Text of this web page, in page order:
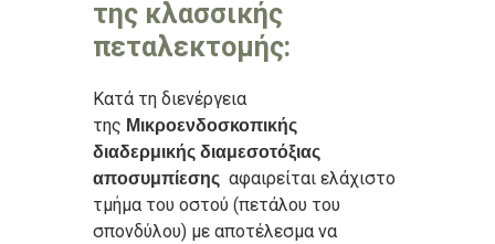
της κλασσικής
πεταλεκτομής:
Κατά τη διενέργεια
της Μικροενδοσκοπικής
διαδερμικής διαμεσοτόξιας
αποσυμπίεσης αφαιρείται ελάχιστο
τμήμα του οστού (πετάλου του
σπονδύλου) με αποτέλεσμα να